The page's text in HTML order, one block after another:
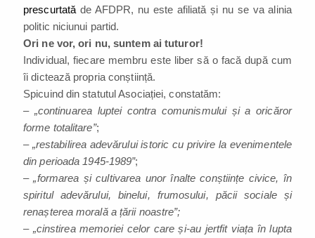
prescurtată de AFDPR, nu este afiliată și nu se va alinia
politic niciunui partid.
Ori ne vor, ori nu, suntem ai tuturor!
Individual, fiecare membru este liber să o facă după cum
îi dictează propria conștiință.
Spicuind din statutul Asociației, constatăm:
– „continuarea luptei contra comunismului și a oricăror
forme totalitare”;
– „restabilirea adevărului istoric cu privire la evenimentele
din perioada 1945-1989”;
–„formarea și cultivarea unor înalte conștiințe civice, în
spiritul adevărului, binelui, frumosului, păcii sociale și
renașterea morală a țării noastre”;
– „cinstirea memoriei celor care și-au jertfit viața în lupta